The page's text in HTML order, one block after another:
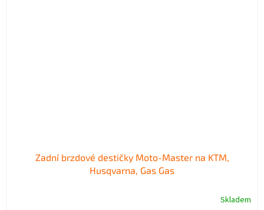
Zadní brzdové destičky Moto-Master na KTM,
Husqvarna, Gas Gas
Skladem